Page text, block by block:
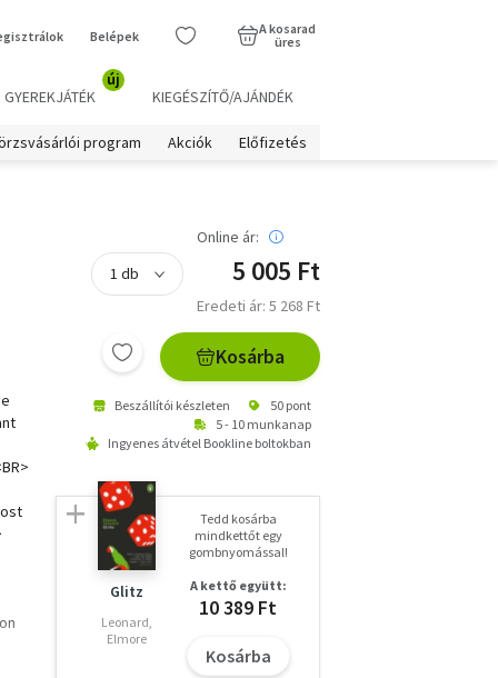
Belépek
A kosarad
üres
GYEREKJÁTÉK
új
KIEGÉSZÍTŐ/AJÁNDÉK
program Akciók Előfizetés
Online ár:
5 005 Ft
Eredeti ár: 5 268 Ft
Kosárba
Beszállítói készleten
50 pont
5 - 10 munkanap
Ingyenes átvétel Bookline boltokban
Glitz
Leonard,
Elmore
Tedd kosárba
mindkettőt egy
gombnyomással!
A kettő együtt:
10 389 Ft
Kosárba